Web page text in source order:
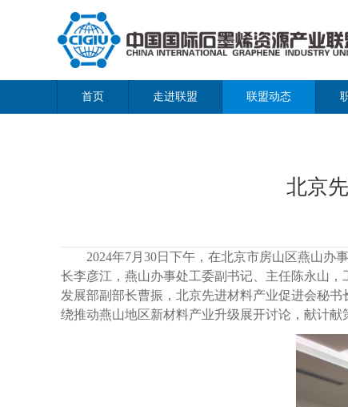
首页 走进联盟 联盟动态
北京
2024年7月30日下午，在北京市房山区燕山办事
长李彦江，燕山办事处工委副书记、主任陈永山
发展部副部长曹振，北京先进材料产业促进会秘
绕推动燕山地区新材料产业升级展开讨论，献计献